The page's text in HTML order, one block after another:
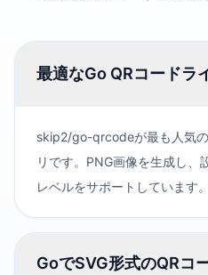
最適なGo QRコードラ
skip2/go-qrcodeが最も人気
リです。PNG画像を生成し、
レベルをサポートしています。
GoでSVG形式のQRコ